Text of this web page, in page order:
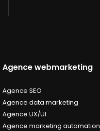
Agence webmarketing
Agence SEO
Agence data marketing
Agence UX/UI
Agence marketing automation